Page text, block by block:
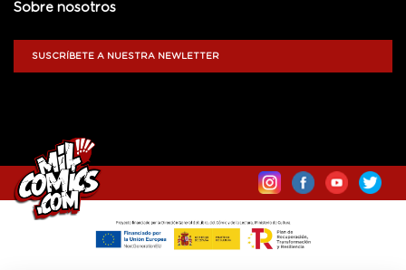
Sobre nosotros
SUSCRÍBETE A NUESTRA NEWLETTER